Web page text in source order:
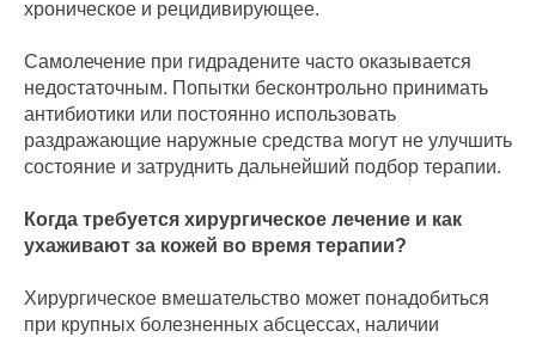
хроническое и рецидивирующее.
Самолечение при гидрадените часто оказывается
недостаточным. Попытки бесконтрольно принимать
антибиотики или постоянно использовать
раздражающие наружные средства могут не улучшить
состояние и затруднить дальнейший подбор терапии.
Когда требуется хирургическое лечение и как
ухаживают за кожей во время терапии?
Хирургическое вмешательство может понадобиться
при крупных болезненных абсцессах, наличии